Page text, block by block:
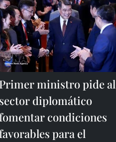
Primer ministro pide al
sector diplomático
condiciones
para el